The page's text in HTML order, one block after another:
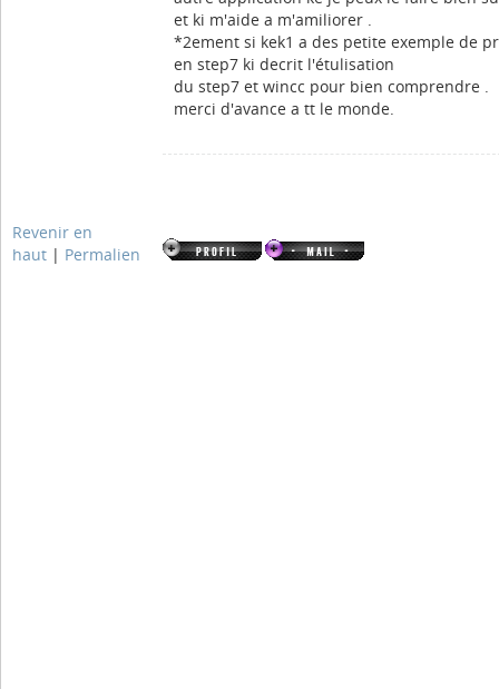
et ki m'aide a m'amiliorer .
*2ement si kek1 a des petite exemple de
en step7 ki decrit l'étulisation
du step7 et wincc pour bien comprendre .
merci d'avance a tt le monde.
Revenir en
haut | Permalien